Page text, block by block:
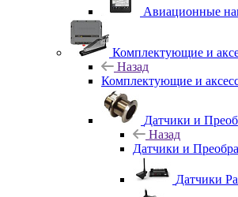
Авиационные
Комплектующие и
Назад
Комплектующие и
Датчики и
Назад
Датчики и
Датчики